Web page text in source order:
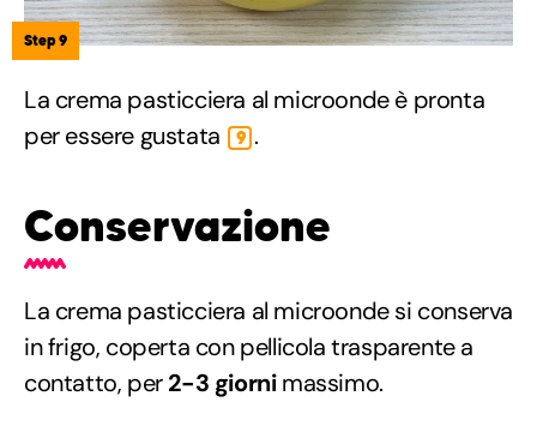
Step 9
La crema pasticciera al microonde è pronta
per essere gustata
9 .
Conservazione
La crema pasticciera al microonde si conserva
in frigo, coperta con pellicola trasparente a
contatto, per2-3 giornimassimo.